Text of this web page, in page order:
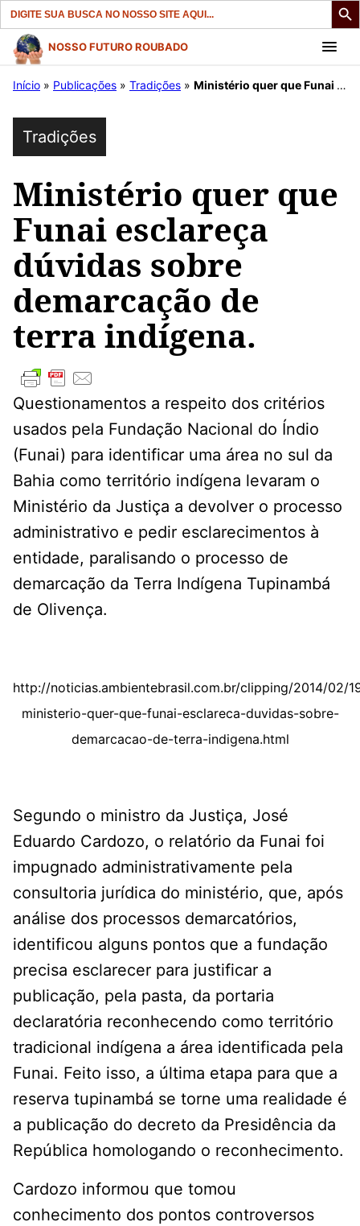
Search
for:
Pular
para
conteúdo
NOSSO FUTURO ROUBADO
Início » Publicações » Tradições » Ministério quer que Funai esclareça dúvidas sobre demarcação de terra indígena.
Tradições
Ministério quer que
Funai esclareça
dúvidas sobre
demarcação de
terra indígena.
Questionamentos a respeito dos critérios
usados pela Fundação Nacional do Índio
(Funai) para identificar uma área no sul da
Bahia como território indígena levaram o
Ministério da Justiça a devolver o processo
administrativo e pedir esclarecimentos à
entidade, paralisando o processo de
demarcação da Terra Indígena Tupinambá
de Olivença.
http://noticias.ambientebrasil.com.br/clipping/2014/02/
ministerio-quer-que-funai-esclareca-duvidas-sobre-
demarcacao-de-terra-indigena.html
Segundo o ministro da Justiça, José
Eduardo Cardozo, o relatório da Funai foi
impugnado administrativamente pela
consultoria jurídica do ministério, que, após
análise dos processos demarcatórios,
identificou alguns pontos que a fundação
precisa esclarecer para justificar a
publicação, pela pasta, da portaria
declaratória reconhecendo como território
tradicional indígena a área identificada pela
Funai. Feito isso, a última etapa para que a
reserva tupinambá se torne uma realidade é
a publicação do decreto da Presidência da
República homologando o reconhecimento.
Cardozo informou que tomou
conhecimento dos pontos controversos